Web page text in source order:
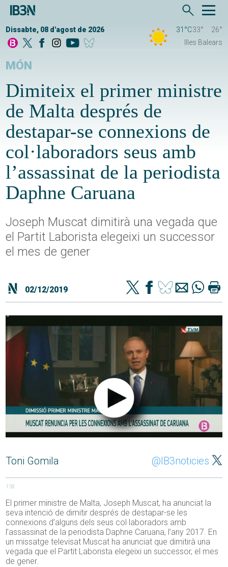
Dissabte, 08 d'agost de 2026 31°C33°
26°
Illes Balears
MÓN
Dimiteix el primer ministre
de Malta després de
destapar-se connexions de
col·laboradors seus amb
l’assassinat de la periodista
Daphne Caruana
Joseph Muscat dimitirà una vegada que
el Partit Laborista elegeixi un successor
el mes de gener
02/12/2019
Toni Gomila @IB3noticies
158
El primer ministre de Malta, Joseph Muscat, ha anunciat la
seva intenció de dimitir després de destapar-se les
connexions d’alguns dels seus col·laboradors amb
l’assassinat de la periodista Daphne Caruana, l’any 2017. En
un missatge televisat Muscat ha anunciat que dimitirà una
vegada que el Partit Laborista elegeixi un successor, el mes
de gener.